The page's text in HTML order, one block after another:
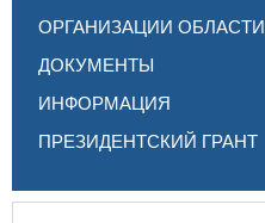
ОРГАНИЗАЦИИ ОБЛАСТИ
ДОКУМЕНТЫ
ИНФОРМАЦИЯ
ПРЕЗИДЕНТСКИЙ ГРАНТ